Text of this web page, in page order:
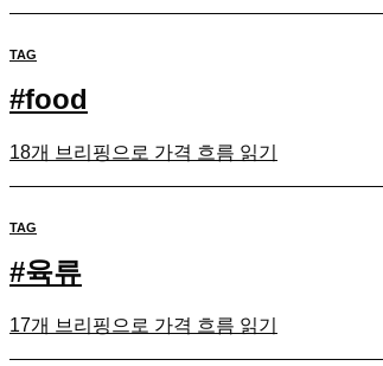
TAG
#food
18개 브리핑으로 가격 흐름 읽기
TAG
#육류
17개 브리핑으로 가격 흐름 읽기